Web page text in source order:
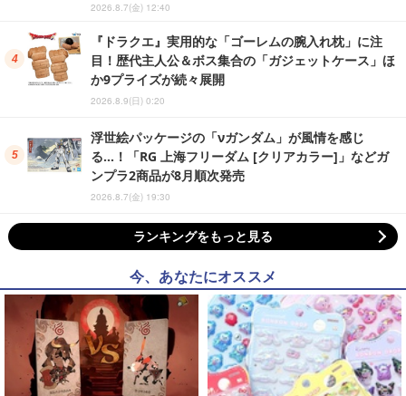
2026.8.7(金) 12:40
『ドラクエ』実用的な「ゴーレムの腕入れ枕」に注
目！歴代主人公＆ボス集合の「ガジェットケース」ほ
か9プライズが続々展開
2026.8.9(日) 0:20
浮世絵パッケージの「νガンダム」が風情を感じ
る…！「RG 上海フリーダム [クリアカラー]」などガ
ンプラ2商品が8月順次発売
2026.8.7(金) 19:30
ランキングをもっと見る
今、あなたにオススメ